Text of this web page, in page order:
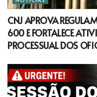
CNJ APROVA
600 E FORTALECE
PROCESSUAL DOS